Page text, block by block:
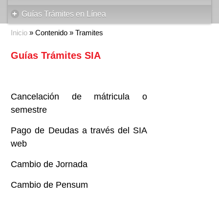
+ Guías Trámites en Línea
Inicio » Contenido » Tramites
Guías Trámites SIA
Cancelación de mátricula o
semestre
Pago de Deudas a través del SIA
web
Cambio de Jornada
Cambio de Pensum